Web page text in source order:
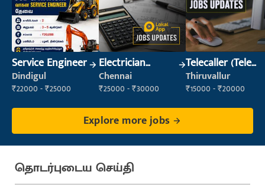
Service Engineer
Dindigul
₹22000 - ₹25000
Electrician
(Construction)
Chennai
₹25000 - ₹30000
Telecaller (Tele
Sales)
Thiruvallur
₹15000 - ₹20000
Explore more jobs
தொடர்புடைய செய்தி